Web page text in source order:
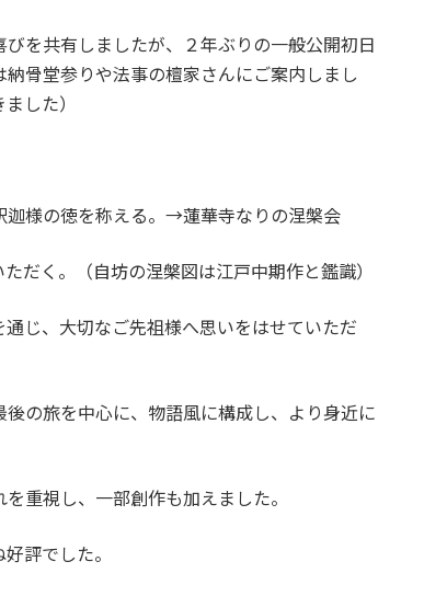
を共有しましたが、２年ぶりの一般公開初日
骨堂参りや法事の檀家さんにご案内しまし
した）
様の徳を称える。→蓮華寺なりの涅槃会
だく。（自坊の涅槃図は江戸中期作と鑑識）
じ、大切なご先祖様へ思いをはせていただ
の旅を中心に、物語風に構成し、より身近に
重視し、一部創作も加えました。
評でした。